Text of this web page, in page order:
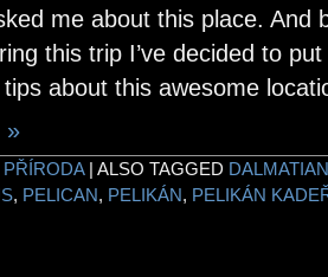
me about this place. And
this trip I’ve decided to
about this awesome
»
PŘÍRODA | ALSO TAGGED
, PELICAN, PELIKÁN, PELIKÁN